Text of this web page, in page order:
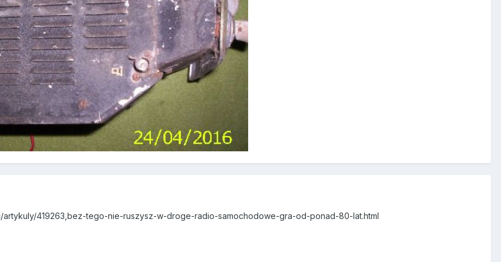
artykuly/419263,bez-tego-nie-ruszysz-w-droge-radio-samochodowe-gra-od-ponad-80-lat.html